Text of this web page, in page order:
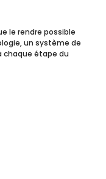
le rendre possible
un système de
chaque étape du